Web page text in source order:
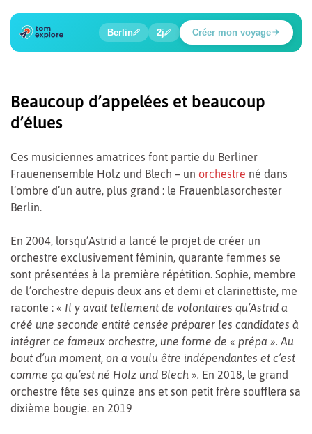
🔍
🔍
🔍
🍲
🔍
🔍
Place Potsdamer
Berlin 2j Créer mon voyage
Beaucoup d’appelées et beaucoup
d’élues
Ces musiciennes amatrices font partie du Berliner
Frauenensemble Holz und Blech – un orchestre né dans
l’ombre d’un autre, plus grand : le Frauenblasorchester
Berlin.
En 2004, lorsqu’Astrid a lancé le projet de créer un
orchestre exclusivement féminin, quarante femmes se
sont présentées à la première répétition. Sophie, membre
de l’orchestre depuis deux ans et demi et clarinettiste, me
raconte : « Il y avait tellement de volontaires qu’Astrid a
créé une seconde entité censée préparer les candidates à
intégrer ce fameux orchestre, une forme de « prépa ». Au
bout d’un moment, on a voulu être indépendantes et c’est
comme ça qu’est né Holz und Blech ». En 2018, le grand
orchestre fête ses quinze ans et son petit frère soufflera sa
dixième bougie. en 2019